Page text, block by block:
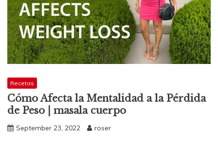
Recetas
Cómo Afecta la Mentalidad a la Pérdida
de Peso | masala cuerpo
September 23, 2022 roser